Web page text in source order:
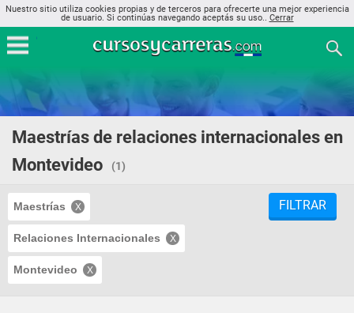
Nuestro sitio utiliza cookies propias y de terceros para ofrecerte una mejor experiencia
de usuario. Si continúas navegando aceptás su uso.. Cerrar
Maestrías de relaciones internacionales en
Montevideo
(1)
Maestrías
Relaciones Internacionales
Montevideo
FILTRAR